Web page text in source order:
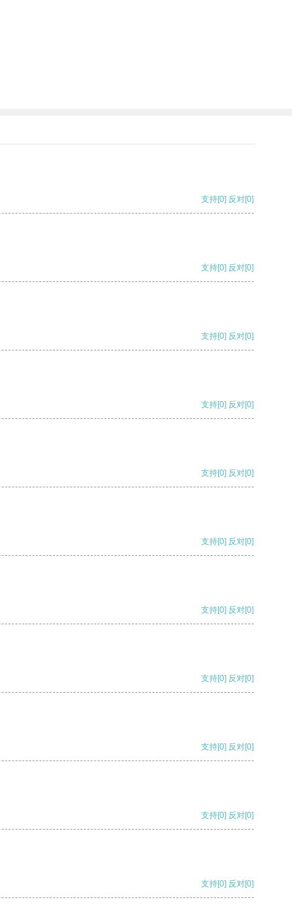
支持[0] 反对[0]
支持[0] 反对[0]
支持[0] 反对[0]
支持[0] 反对[0]
支持[0] 反对[0]
支持[0] 反对[0]
支持[0] 反对[0]
支持[0] 反对[0]
支持[0] 反对[0]
支持[0] 反对[0]
支持[0] 反对[0]